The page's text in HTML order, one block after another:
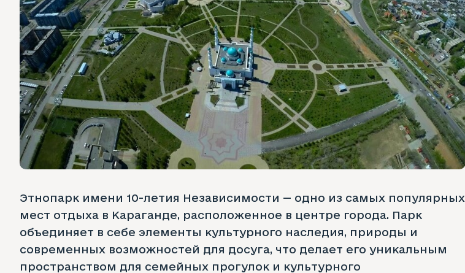
Этнопарк имени 10-летия Независимости — одно из самых популярных
мест отдыха в Караганде, расположенное в центре города. Парк
объединяет в себе элементы культурного наследия, природы и
современных возможностей для досуга, что делает его уникальным
пространством для семейных прогулок и культурного